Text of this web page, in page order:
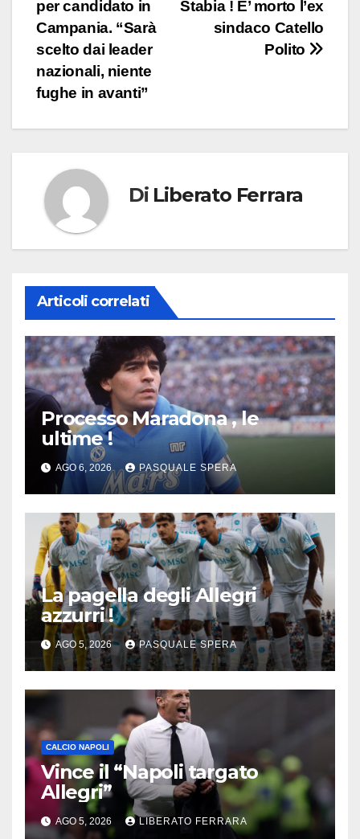
Stabia ! E’ morto l’ex
sindaco Catello
Polito
per candidato in
Campania. “Sarà
scelto dai leader
nazionali, niente
fughe in avanti”
Di Liberato Ferrara
Articoli correlati
Processo Maradona , le
ultime !
AGO 6, 2026 PASQUALE SPERA
La pagella degli Allegri
azzurri !
AGO 5, 2026 PASQUALE SPERA
CALCIO NAPOLI
Vince il “Napoli targato
Allegri”
AGO 5, 2026 LIBERATO FERRARA